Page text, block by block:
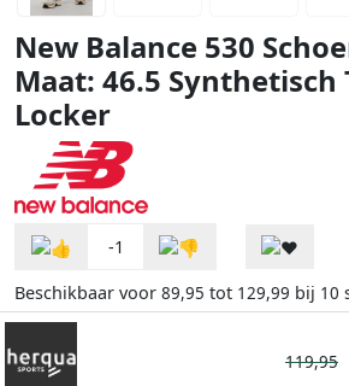
New Balance 530
Maat: 46.5 Synthetisch
Locker
-1
Beschikbaar voor 89,95 tot 129,99 bij 10
119,95